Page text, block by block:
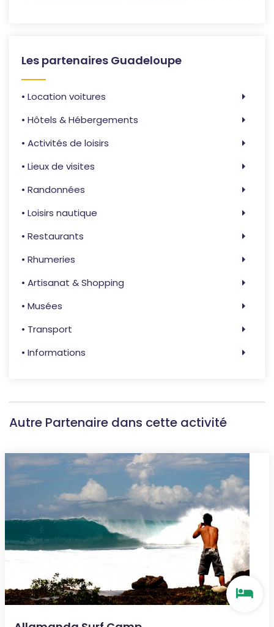
Les partenaires Guadeloupe
• Location voitures
• Hôtels & Hébergements
• Activités de loisirs
• Lieux de visites
• Randonnées
• Loisirs nautique
• Restaurants
• Rhumeries
• Artisanat & Shopping
• Musées
• Transport
• Informations
Autre Partenaire dans cette activité